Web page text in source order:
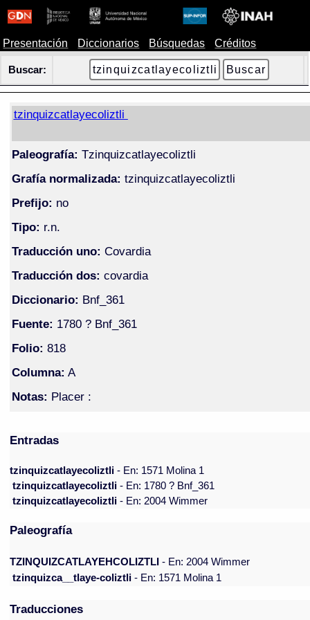
Presentación Diccionarios Búsquedas Créditos
Buscar:
tzinquizcatlayecoliztli
Paleografía: Tzinquizcatlayecoliztli
Grafía normalizada: tzinquizcatlayecoliztli
Prefijo: no
Tipo: r.n.
Traducción uno: Covardia
Traducción dos: covardia
Diccionario: Bnf_361
Fuente: 1780 ? Bnf_361
Folio: 818
Columna: A
Notas: Placer :
Entradas
tzinquizcatlayecoliztli- En: 1571 Molina 1
tzinquizcatlayecoliztli- En: 1780 ? Bnf_361
tzinquizcatlayecoliztli- En: 2004 Wimmer
Paleografía
TZINQUIZCATLAYEHCOLIZTLI - En: 2004 Wimmer
tzinquizca__tlaye-coliztli - En: 1571 Molina 1
Traducciones